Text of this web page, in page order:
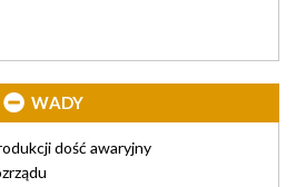
WADY
dość awaryjny